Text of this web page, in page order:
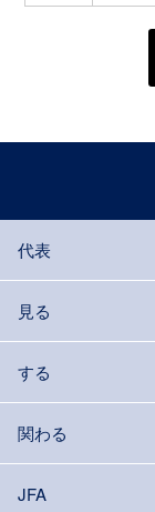
代表
見る
する
関わる
JFA